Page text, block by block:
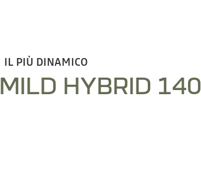
IL PIÙ DINAMICO
MILD HYBRID 140